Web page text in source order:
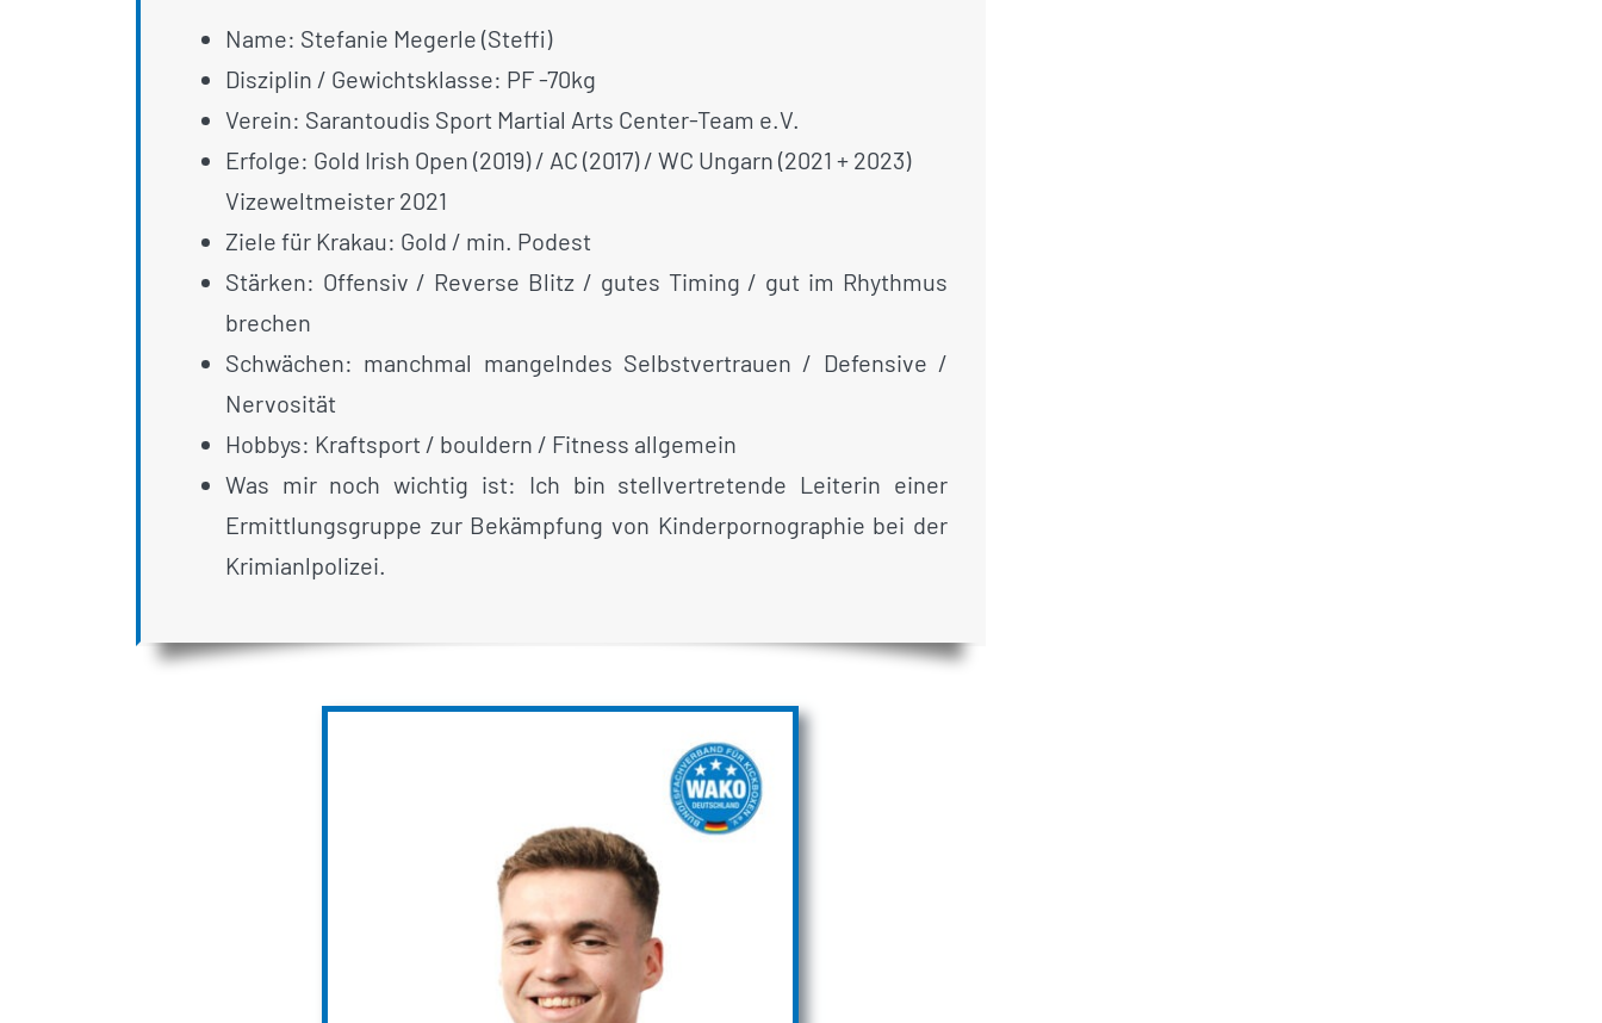
Name: Stefanie Megerle (Steffi)
Disziplin / Gewichtsklasse: PF -70kg
Verein: Sarantoudis Sport Martial Arts Center-Team e.V.
Erfolge: Gold Irish Open (2019) / AC (2017) / WC Ungarn (2021 + 2023)
Vizeweltmeister 2021
Ziele für Krakau: Gold / min. Podest
Stärken: Offensiv / Reverse Blitz / gutes Timing / gut im Rhythmus
brechen
Schwächen: manchmal mangelndes Selbstvertrauen / Defensive /
Nervosität
Hobbys: Kraftsport / bouldern / Fitness allgemein
Was mir noch wichtig ist: Ich bin stellvertretende Leiterin einer
Ermittlungsgruppe zur Bekämpfung von Kinderpornographie bei der
Krimianlpolizei.